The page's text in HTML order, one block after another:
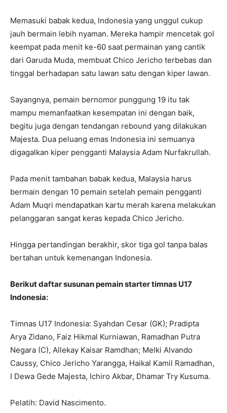
Memasuki babak kedua, Indonesia yang unggul cukup
jauh bermain lebih nyaman. Mereka hampir mencetak gol
keempat pada menit ke-60 saat permainan yang cantik
dari Garuda Muda, membuat Chico Jericho terbebas dan
tinggal berhadapan satu lawan satu dengan kiper lawan.
Sayangnya, pemain bernomor punggung 19 itu tak
mampu memanfaatkan kesempatan ini dengan baik,
begitu juga dengan tendangan rebound yang dilakukan
Majesta. Dua peluang emas Indonesia ini semuanya
digagalkan kiper pengganti Malaysia Adam Nurfakrullah.
Pada menit tambahan babak kedua, Malaysia harus
bermain dengan 10 pemain setelah pemain pengganti
Adam Muqri mendapatkan kartu merah karena melakukan
pelanggaran sangat keras kepada Chico Jericho.
Hingga pertandingan berakhir, skor tiga gol tanpa balas
bertahan untuk kemenangan Indonesia.
Berikut daftar susunan pemain starter timnas U17
Indonesia:
Timnas U17 Indonesia: Syahdan Cesar (GK); Pradipta
Arya Zidano, Faiz Hikmal Kurniawan, Ramadhan Putra
Negara (C), Allekay Kaisar Ramdhan; Melki Alvando
Caussy, Chico Jericho Yarangga, Haikal Kamil Ramadhan,
I Dewa Gede Majesta, Ichiro Akbar, Dhamar Try Kusuma.
Pelatih: David Nascimento.